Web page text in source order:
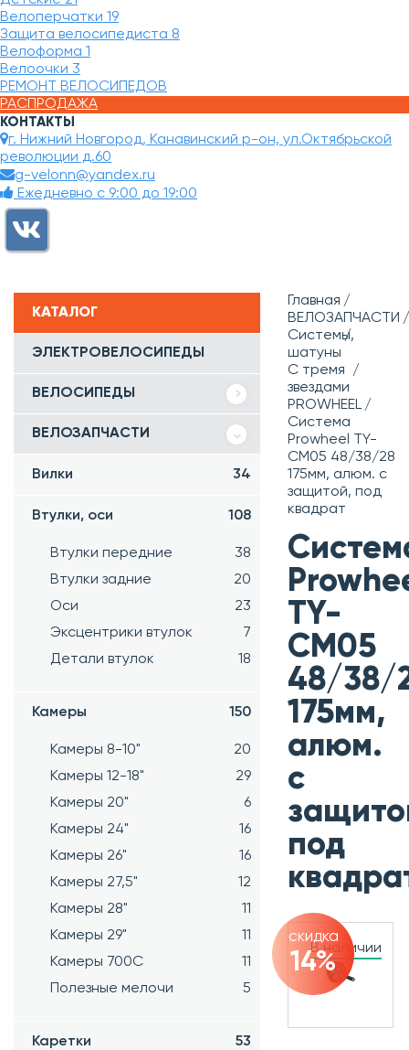
Велоперчатки 19
Защита велосипедиста 8
Велоформа 1
Велоочки 3
РЕМОНТ ВЕЛОСИПЕДОВ
РАСПРОДАЖА
КОНТАКТЫ
г. Нижний Новгород, Канавинский р-он, ул.Октябрьской
революции д.60
g-velonn@yandex.ru
Ежедневно с 9:00 до 19:00
КАТАЛОГ
ЭЛЕКТРОВЕЛОСИПЕДЫ
ВЕЛОСИПЕДЫ
ВЕЛОЗАПЧАСТИ
Вилки 34
Втулки, оси 108
Втулки передние
38
Втулки задние
20
Оси
23
Эксцентрики втулок
7
Детали втулок
18
Камеры 150
Камеры 8-10"
20
Камеры 12-18"
29
Камеры 20"
6
Камеры 24"
16
Камеры 26"
16
Камеры 27,5"
12
Камеры 28"
11
Камеры 29"
11
Камеры 700C
11
Полезные мелочи
5
Каретки 53
Главная
ВЕЛОЗАПЧАСТИ
Системы,
шатуны
С тремя
звездами
PROWHEEL
Система
Prowheel TY-
CM05 48/38/28
175мм, алюм. с
защитой, под
квадрат
TY-
CM05
48/38/
175мм,
алюм.
с
под
В наличии
скидка
14%